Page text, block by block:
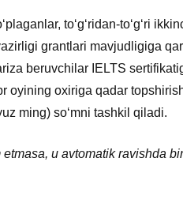
toʻgʻridan-toʻgʻri
grantlari mavjudligiga
beruvchilar IELTS
oxiriga qadar
ming) soʻmni tashkil qiladi.
u avtomatik ravishda